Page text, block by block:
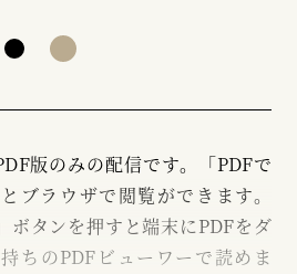
版のみの配信です。「PDFで
ブラウザで閲覧ができます。
ボタンを押すと端末にPDFをダ
ちのPDFビューワーで読めま